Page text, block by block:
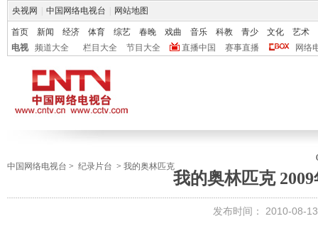
央视网 中国网络电视台 网站地图
首页 新闻 经济 体育 综艺 春晚 戏曲 音乐 科教 青少 文化
艺术
电视
频道大全 栏目大全 节目大全 直播中国 赛事直播 网络
中国网络电视台 > 纪录片台 > 我的奥林匹克
我的奥林匹克
发布时间： 2010-08-